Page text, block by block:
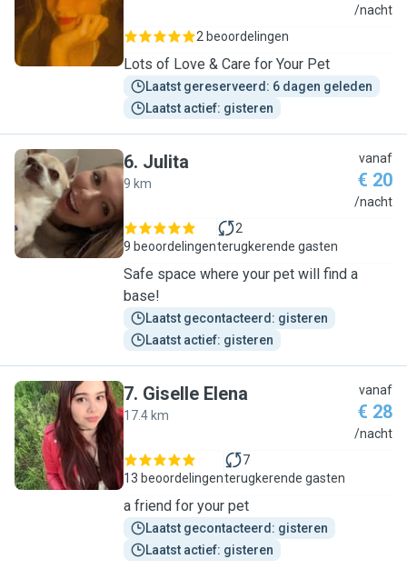
M
/nacht
2 beoordelingen
Lots of Love & Care for Your Pet
Laatst gereserveerd: 6 dagen geleden
Laatst actief: gisteren
J
6. Julita
9 km
vanaf
€ 20
/nacht
9 beoordelingen
2
terugkerende gasten
Safe space where your pet will find a
base!
Laatst gecontacteerd: gisteren
Laatst actief: gisteren
G
7. Giselle Elena
17.4 km
vanaf
€ 28
/nacht
13 beoordelingen
7
terugkerende gasten
a friend for your pet
Laatst gecontacteerd: gisteren
Laatst actief: gisteren